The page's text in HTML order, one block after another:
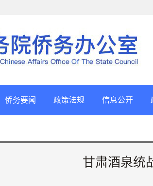
侨务要闻 政策法规 信息公开
甘肃酒泉统